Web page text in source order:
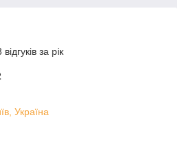
за рік
Україна